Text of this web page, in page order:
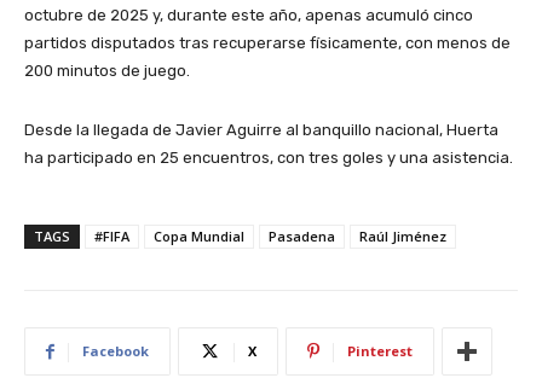
octubre de 2025 y, durante este año, apenas acumuló cinco
partidos disputados tras recuperarse físicamente, con menos de
200 minutos de juego.
Desde la llegada de Javier Aguirre al banquillo nacional, Huerta
ha participado en 25 encuentros, con tres goles y una asistencia.
TAGS #FIFA Copa Mundial Pasadena Raúl Jiménez
Facebook X Pinterest